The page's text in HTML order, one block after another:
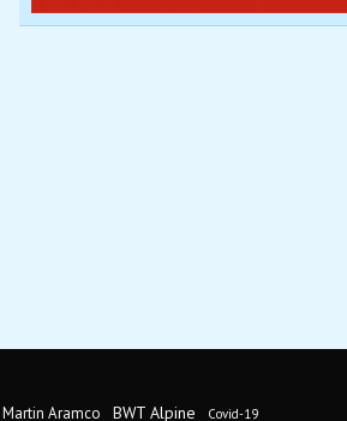
Aramco BWT Alpine Covid-19